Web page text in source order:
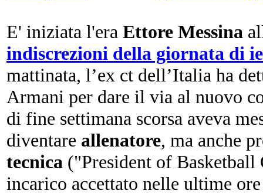
E' iniziata l'era Ettore Messina
indiscrezioni della giornata di
mattinata, l’ex ct dell’Italia ha
Armani per dare il via al nuovo
di fine settimana scorsa aveva
diventare allenatore, ma anche
tecnica ("President of
incarico accettato nelle ultime